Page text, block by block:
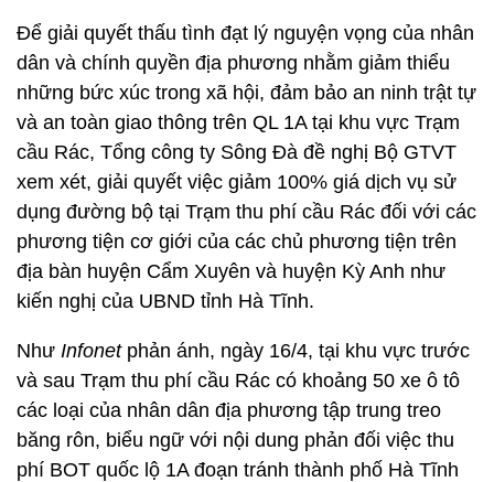
Để giải quyết thấu tình đạt lý nguyện vọng của nhân
dân và chính quyền địa phương nhằm giảm thiểu
những bức xúc trong xã hội, đảm bảo an ninh trật tự
và an toàn giao thông trên QL 1A tại khu vực Trạm
cầu Rác, Tổng công ty Sông Đà đề nghị Bộ GTVT
xem xét, giải quyết việc giảm 100% giá dịch vụ sử
dụng đường bộ tại Trạm thu phí cầu Rác đối với các
phương tiện cơ giới của các chủ phương tiện trên
địa bàn huyện Cẩm Xuyên và huyện Kỳ Anh như
kiến nghị của UBND tỉnh Hà Tĩnh.
Như Infonetphản ánh, ngày 16/4, tại khu vực trước
và sau Trạm thu phí cầu Rác có khoảng 50 xe ô tô
các loại của nhân dân địa phương tập trung treo
băng rôn, biểu ngữ với nội dung phản đối việc thu
phí BOT quốc lộ 1A đoạn tránh thành phố Hà Tĩnh